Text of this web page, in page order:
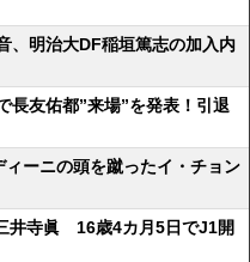
明治大DF稲垣篤志の加入内
友佑都”来場”を発表！引退
ーニの頭を蹴ったイ・チョン
井寺眞 16歳4カ月5日でJ1開